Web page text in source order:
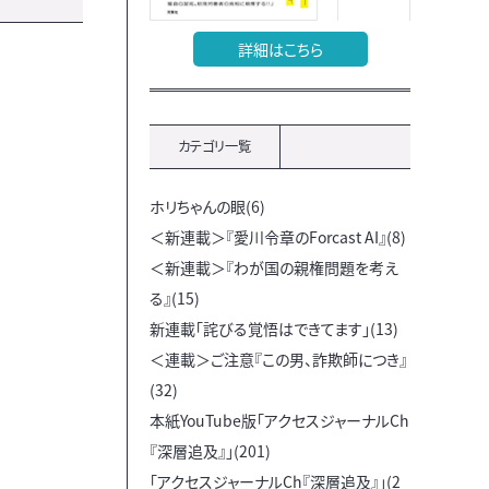
詳細はこちら
カテゴリ一覧
ホリちゃんの眼(6)
＜新連載＞『愛川令章のForcast AI』(8)
＜新連載＞『わが国の親権問題を考え
る』(15)
新連載「詫びる覚悟はできてます」(13)
＜連載＞ご注意『この男、詐欺師につき』
(32)
本紙YouTube版「アクセスジャーナルCh
『深層追及』」(201)
「アクセスジャーナルCh『深層追及』」(2